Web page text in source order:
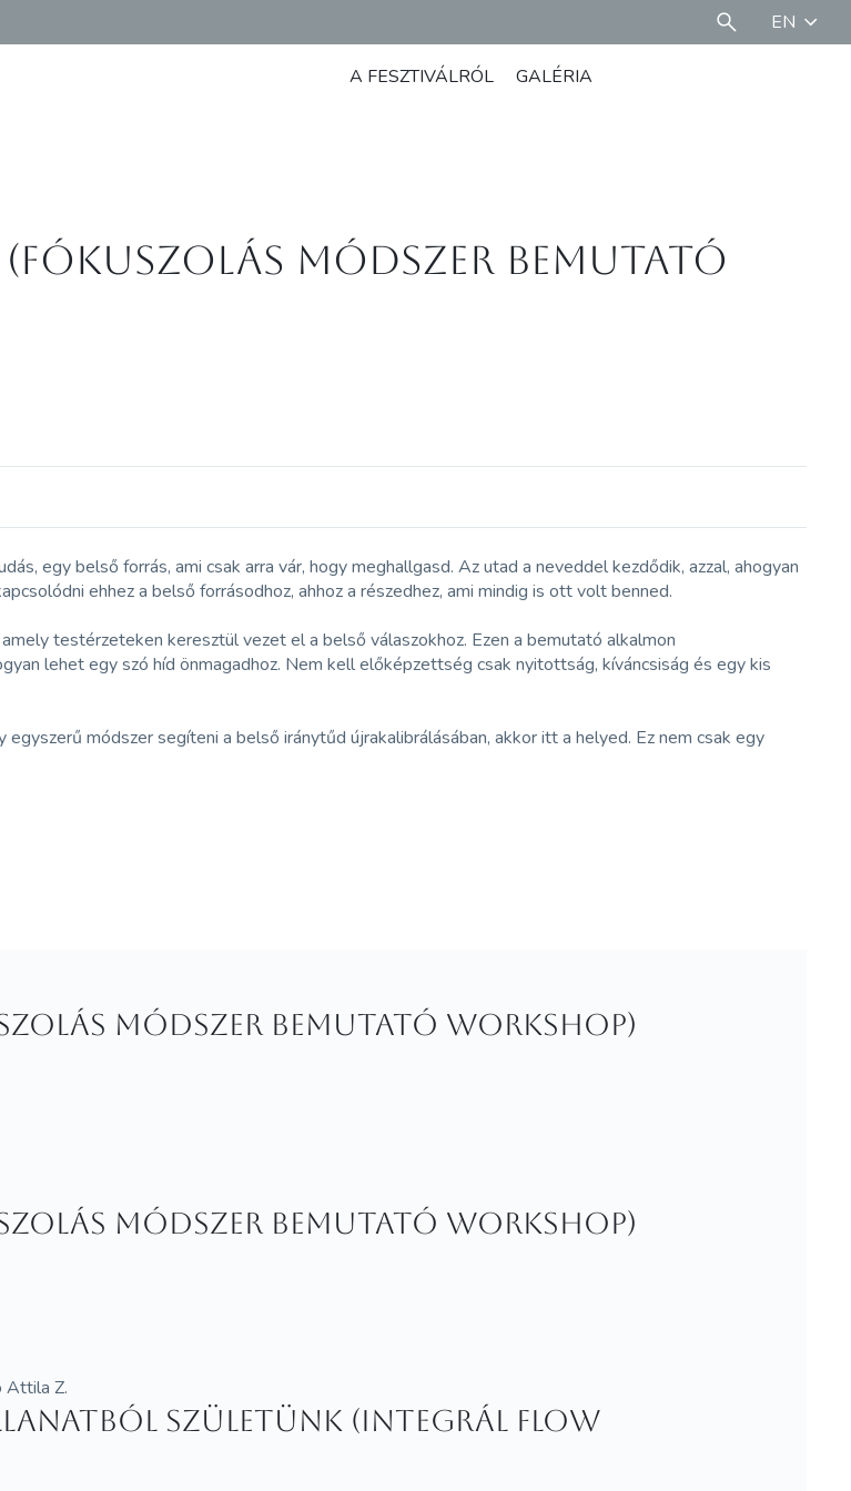
EN
A FESZTIVÁLRÓL GALÉRIA
módszer bemutató
egy belső forrás, ami csak arra vár, hogy meghallgasd. Az utad a neveddel kezdődik, azzal, ahogyan
ehhez a belső forrásodhoz, ahhoz a részedhez, ami mindig is ott volt benned.
testérzeteken keresztül vezet el a belső válaszokhoz. Ezen a bemutató alkalmon
lehet egy szó híd önmagadhoz. Nem kell előképzettség csak nyitottság, kíváncsiság és egy kis
módszer segíteni a belső iránytűd újrakalibrálásában, akkor itt a helyed. Ez nem csak egy
módszer bemutató workshop)
módszer bemutató workshop)
Attila Z.
születünk (Integrál Flow